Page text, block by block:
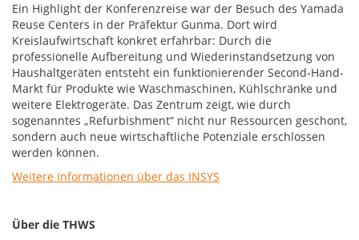
Ein Highlight der Konferenzreise war der Besuch des Yamada
Reuse Centers in der Präfektur Gunma. Dort wird
Kreislaufwirtschaft konkret erfahrbar: Durch die
professionelle Aufbereitung und Wiederinstandsetzung von
Haushaltgeräten entsteht ein funktionierender Second-Hand-
Markt für Produkte wie Waschmaschinen, Kühlschränke und
weitere Elektrogeräte. Das Zentrum zeigt, wie durch
sogenanntes „Refurbishment“ nicht nur Ressourcen geschont,
sondern auch neue wirtschaftliche Potenziale erschlossen
werden können.
Weitere Informationen über das INSYS
Über die THWS